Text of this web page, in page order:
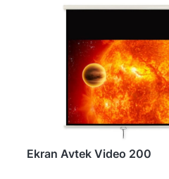
Ekran Avtek Video 200